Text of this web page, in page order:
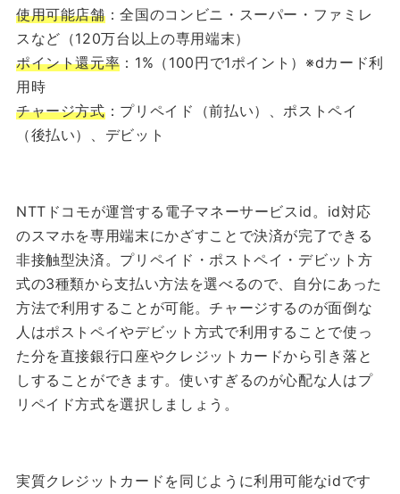
使用可能店舗：全国のコンビニ・スーパー・ファミレ
スなど（120万台以上の専用端末）
ポイント還元率 ：1%（100円で1ポイント）※dカード利
用時
チャージ方式：プリペイド（前払い）、ポストペイ
（後払い）、デビット
NTTドコモが運営する電子マネーサービスid。id対応
のスマホを専用端末にかざすことで決済が完了できる
非接触型決済。プリペイド・ポストペイ・デビット方
式の3種類から支払い方法を選べるので、自分にあった
方法で利用することが可能。チャージするのが面倒な
人はポストペイやデビット方式で利用することで使っ
た分を直接銀行口座やクレジットカードから引き落と
しすることができます。使いすぎるのが心配な人はプ
リペイド方式を選択しましょう。
実質クレジットカードを同じように利用可能なidです